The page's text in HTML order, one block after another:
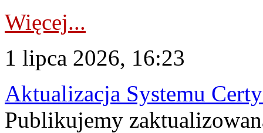
Więcej...
1 lipca 2026, 16:23
Aktualizacja Systemu
Publikujemy